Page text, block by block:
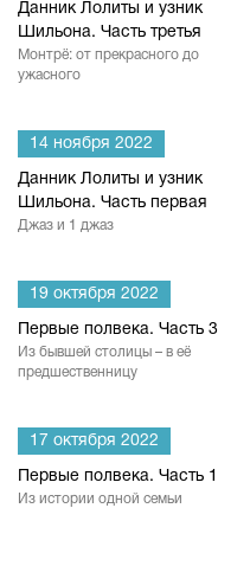
Данник Лолиты и узник
Шильона. Часть третья
Монтрё: от прекрасного до
ужасного
14 ноября 2022
Данник Лолиты и узник
Шильона. Часть первая
Джаз и 1 джаз
19 октября 2022
Первые полвека. Часть 3
Из бывшей столицы – в её
предшественницу
17 октября 2022
Первые полвека. Часть 1
Из истории одной семьи